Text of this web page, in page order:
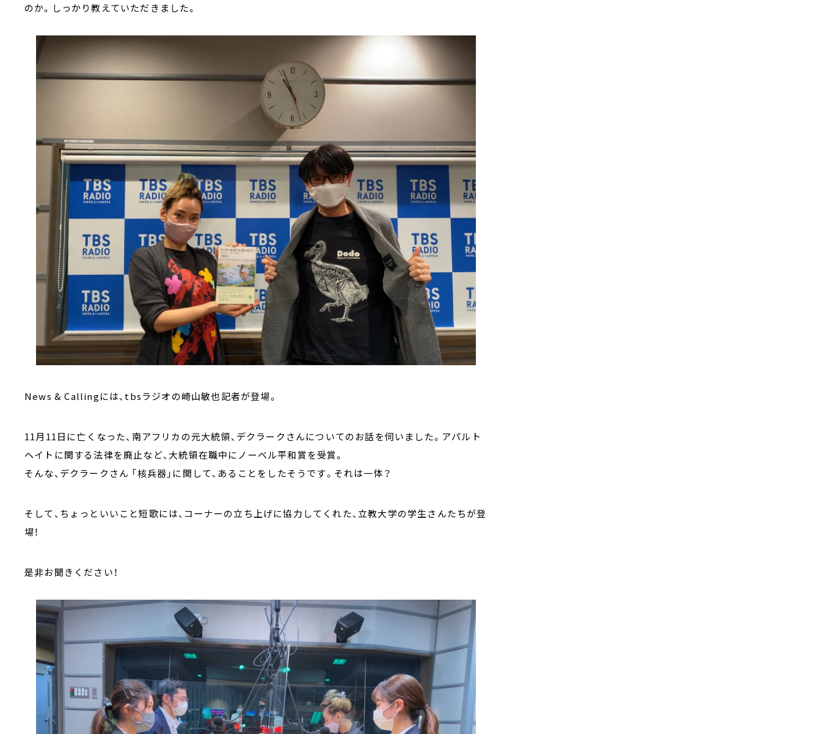
のか。しっかり教えていただきました。
News & Callingには、tbsラジオの崎山敏也記者が登場。
11月11日に亡くなった、南アフリカの元大統領、デクラークさんについてのお話を伺いました。アパルト
ヘイトに関する法律を廃止など、大統領在職中にノーベル平和賞を受賞。
そんな、デクラークさん 「核兵器」に関して、あることをしたそうです。それは一体？
そして、ちょっといいこと短歌には、コーナーの立ち上げに協力してくれた、立教大学の学生さんたちが登
場！
是非お聞きください！